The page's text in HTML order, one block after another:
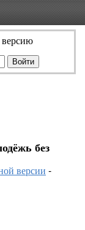
без
версии -